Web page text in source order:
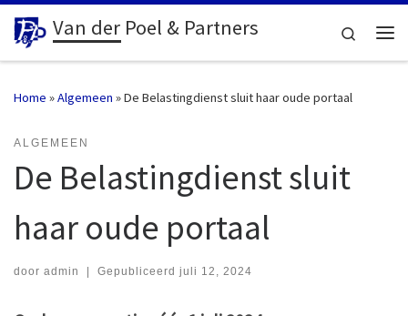
Ga naar inhoud
Van der Poel & Partners
Search
Home »Algemeen »De Belastingdienst sluit haar oude portaal
ALGEMEEN
De Belastingdienst sluit
haar oude portaal
door admin | Gepubliceerd juli 12, 2024